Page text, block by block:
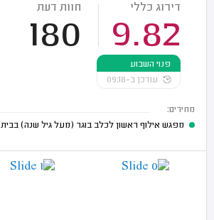
דירוג כללי
9.82
חוות דעת
180
פנוי השבוע
עודכן ב-09:18
מחירים:
מפגש אילוף ראשון לכלב בוגר (מעל גיל שנה) בבית